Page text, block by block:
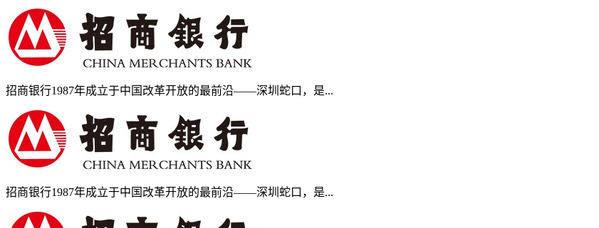
招商银行1987年成立于中国改革开放的最前沿——深圳蛇口，是...
招商银行1987年成立于中国改革开放的最前沿——深圳蛇口，是...